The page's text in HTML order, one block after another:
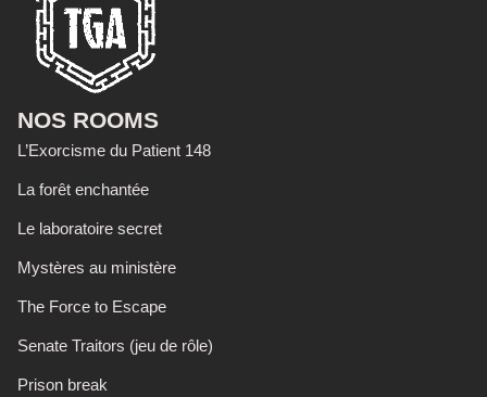
NOS ROOMS
L’Exorcisme du Patient 148
La forêt enchantée
Le laboratoire secret
Mystères au ministère
The Force to Escape
Senate Traitors (jeu de rôle)
Prison break